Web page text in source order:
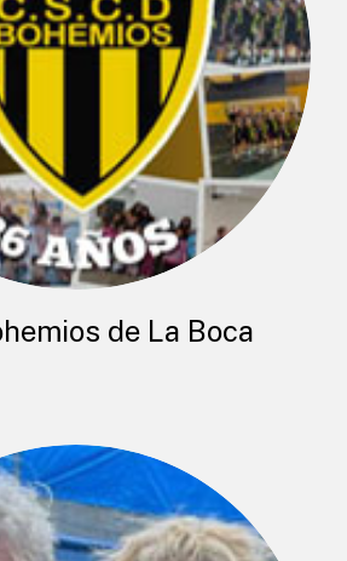
de La Boca